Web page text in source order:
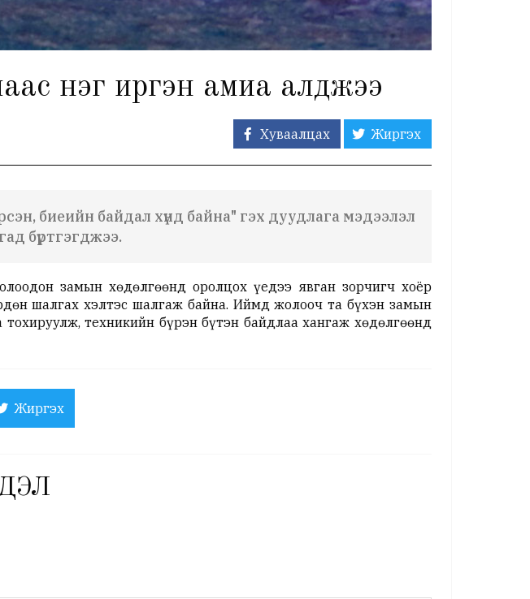
нэг иргэн амиа алджээ
Хуваалцах Жиргэх
биеийн байдал хүнд байна" гэх дуудлага мэдээлэл
бүртгэгджээ.
замын хөдөлгөөнд оролцох үедээ явган зорчигч хоёр
шалгах хэлтэс шалгаж байна. Иймд жолооч та бүхэн замын
техникийн бүрэн бүтэн байдлаа хангаж хөдөлгөөнд
Жиргэх